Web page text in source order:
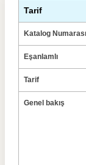
Tarif
Katalog Numarası
Eşanlamlı
Tarif
Genel bakış